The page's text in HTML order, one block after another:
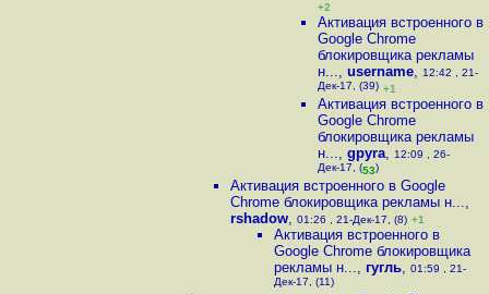
+2
Активация встроенного в
Google Chrome
блокировщика рекламы
н..., username, 12:42 , 21-
Дек-17, (39) +1
Активация встроенного в
Google Chrome
блокировщика рекламы
н..., gpyra, 12:09 , 26-
Дек-17, (53)
Активация встроенного в Google
Chrome блокировщика рекламы н...,
rshadow, 01:26 , 21-Дек-17, (8) +1
Активация встроенного в
Google Chrome блокировщика
рекламы н..., гугль, 01:59 , 21-
Дек-17, (11)